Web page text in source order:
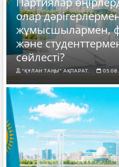
олар
жұмысшылармен,
және
сөйлесті?
"ҚҰЛАН ТАҢЫ" АҚПАРАТ.